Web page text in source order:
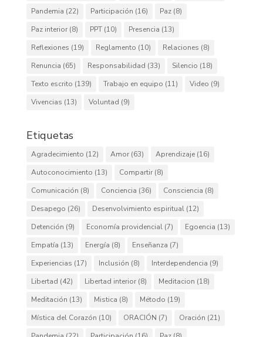
Pandemia (22) Participación (16) Paz(8)
Paz interior(8) PPT(10) Presencia (13)
Reflexiones (19) Reglamento (10) Relaciones (8)
Renuncia (65) Responsabilidad (33) Silencio (18)
Texto escrito (139) Trabajo en equipo (11) Video (9)
Vivencias (13) Voluntad (9)
Etiquetas
Agradecimiento (12) Amor(63) Aprendizaje(16)
Autoconocimiento (13) Compartir(8)
Comunicación (8) Conciencia (36) Consciencia (8)
Desapego (26) Desenvolvimiento espiritual(12)
Detención (9) Economía providencial(7) Egoencia (13)
Empatía (13) Energía (8) Enseñanza (7)
Experiencias (17) Inclusión (8) Interdependencia (9)
Libertad (42) Libertad interior(8) Meditacion (18)
Meditación (13) Mistica (8) Método (19)
Mística del Corazón (10) ORACIÓN (7) Oración (21)